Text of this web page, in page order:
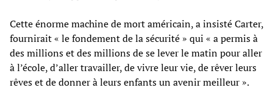
Cette énorme machine de mort américain, a insisté Carter,
fournirait « le fondement de la sécurité » qui « a permis à
des millions et des millions de se lever le matin pour aller
à l’école, d’aller travailler, de vivre leur vie, de rêver leurs
rêves et de donner à leurs enfants un avenir meilleur ».